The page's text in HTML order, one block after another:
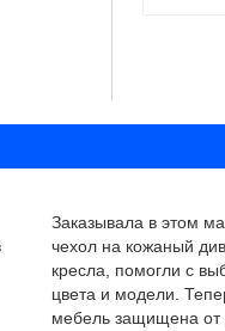
Заказывала в этом
чехол на кожаный
кресла, помогли с
цвета и модели.
мебель защищена